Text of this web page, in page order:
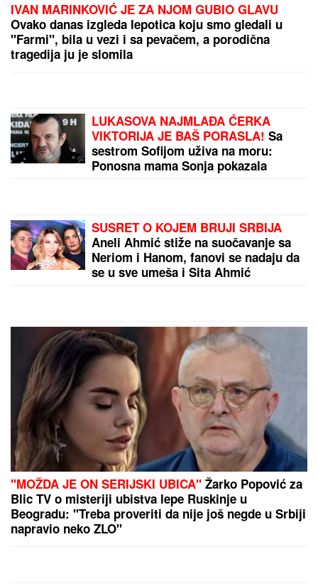
IVAN MARINKOVIĆ JE ZA NJOM GUBIO GLAVU
Ovako danas izgleda lepotica koju smo gledali u
"Farmi", bila u vezi i sa pevačem, a porodična
tragedija ju je slomila
LUKASOVA NAJMLAĐA ĆERKA
VIKTORIJA JE BAŠ PORASLA! Sa
sestrom Sofijom uživa na moru:
Ponosna mama Sonja pokazala
SUSRET O KOJEM BRUJI SRBIJA
Aneli Ahmić stiže na suočavanje sa
Neriom i Hanom, fanovi se nadaju da
se u sve umeša i Sita Ahmić
"MOŽDA JE ON SERIJSKI UBICA" Žarko Popović za
Blic TV o misteriji ubistva lepe Ruskinje u
Beogradu: "Treba proveriti da nije još negde u Srbiji
napravio neko ZLO"